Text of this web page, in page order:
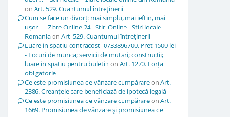
on Art. 529. Cuantumul întreţinerii
Cum se face un divorț; mai simplu, mai ieftin, mai
ușor… - Ziare Online 24 - Stiri Online - Stiri locale
Romaniaon Art. 529. Cuantumul întreţinerii
Luare in spatiu contracost -0733896700. Pret 1500 lei
- Locuri de munca; servicii de mutari; constructii;
luare in spatiu pentru buletin on Art. 1270. Forţa
obligatorie
Ce este promisiunea de vânzare cumpărareon Art.
2386. Creanţele care beneficiază de ipotecă legală
Ce este promisiunea de vânzare cumpărareon Art.
1669. Promisiunea de vânzare şi promisiunea de